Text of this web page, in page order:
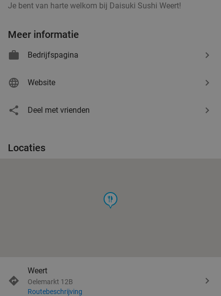
Je bent van harte welkom bij Daisuki Sushi Weert!
Meer informatie
Bedrijfspagina
Website
Deel met vrienden
Locaties
food
Weert
Oelemarkt 12B
Routebeschrijving